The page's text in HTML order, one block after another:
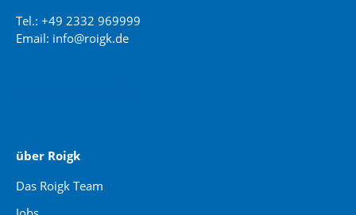
Tel.: +49 2332 969999
Email: info@roigk.de
über Roigk
Das Roigk Team